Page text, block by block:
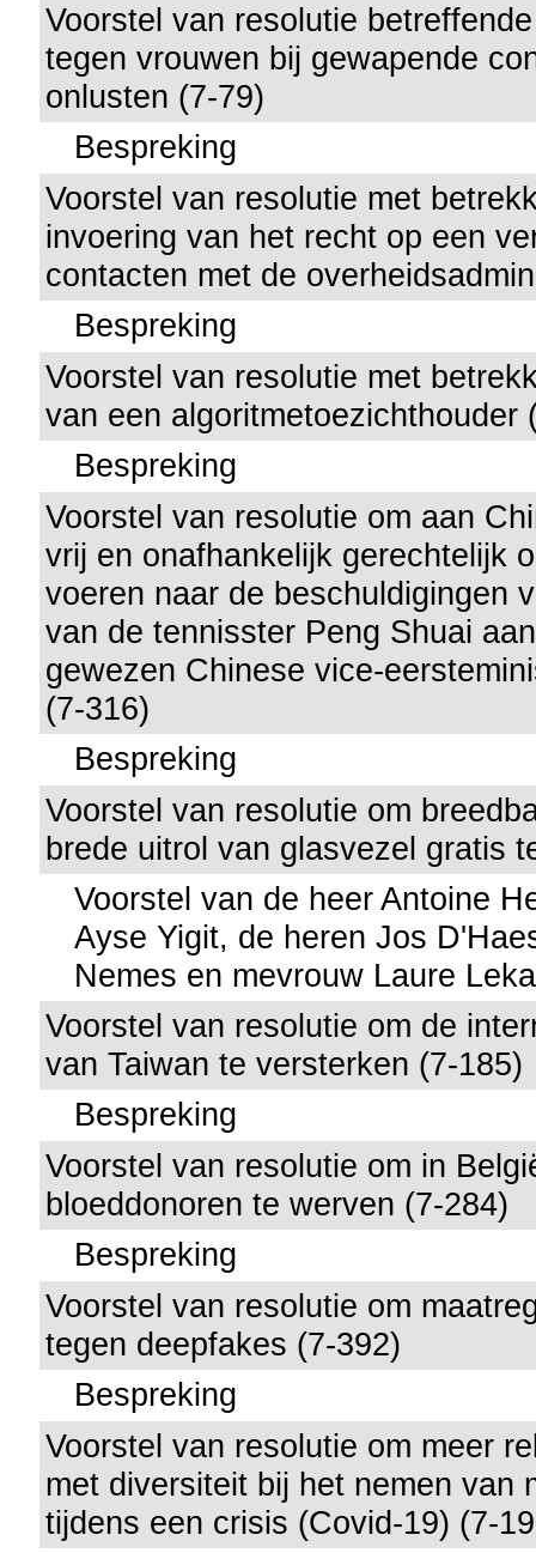
Voorstel van resolutie
tegen vrouwen bij gewapende
onlusten (7-79)
Bespreking
Voorstel van resolutie met
invoering van het recht op een
contacten met de
Bespreking
Voorstel van resolutie met
van een algoritmetoezichthouder
Bespreking
Voorstel van resolutie om aan
vrij en onafhankelijk gerechtelijk
voeren naar de beschuldigingen
van de tennisster Peng Shuai
gewezen Chinese vice-
(7-316)
Bespreking
Voorstel van resolutie om
brede uitrol van glasvezel gratis
Voorstel van de heer Antoine
Ayse Yigit, de heren Jos
Nemes en mevrouw Laure
Voorstel van resolutie om de
van Taiwan te versterken (7-185)
Bespreking
Voorstel van resolutie om in
bloeddonoren te werven (7-284)
Bespreking
Voorstel van resolutie om
tegen deepfakes (7-392)
Bespreking
Voorstel van resolutie om meer
met diversiteit bij het nemen van
tijdens een crisis (Covid-19) (7-